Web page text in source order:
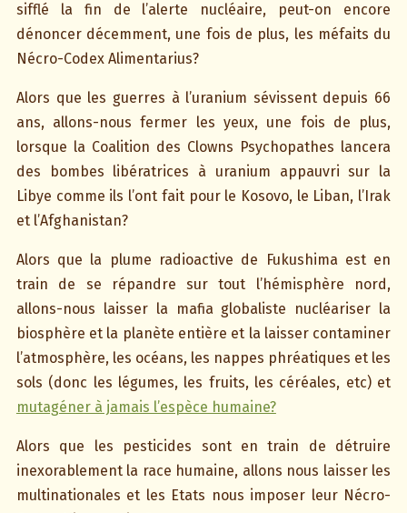
sifflé la fin de l’alerte nucléaire, peut-on encore
dénoncer décemment, une fois de plus, les méfaits du
Nécro-Codex Alimentarius?
Alors que les guerres à l’uranium sévissent depuis 66
ans, allons-nous fermer les yeux, une fois de plus,
lorsque la Coalition des Clowns Psychopathes lancera
des bombes libératrices à uranium appauvri sur la
Libye comme ils l’ont fait pour le Kosovo, le Liban, l’Irak
et l’Afghanistan?
Alors que la plume radioactive de Fukushima est en
train de se répandre sur tout l’hémisphère nord,
allons-nous laisser la mafia globaliste nucléariser la
biosphère et la planète entière et la laisser contaminer
l’atmosphère, les océans, les nappes phréatiques et les
sols (donc les légumes, les fruits, les céréales, etc) et
mutagéner à jamais l’espèce humaine?
Alors que les pesticides sont en train de détruire
inexorablement la race humaine, allons nous laisser les
multinationales et les Etats nous imposer leur Nécro-